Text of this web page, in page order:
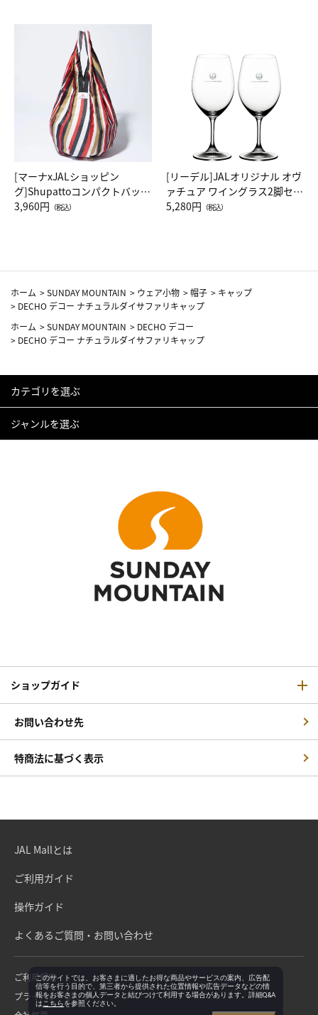
[マーナxJALショッピン
グ]Shupattoコンパクトバッグ
Drop JAL客室乗務員（LC）ス
3,960円 （税込）
[リーデル]JALオリジナル オヴ
ァチュア ワイングラス2脚セッ
ト（レッドワイン）
5,280円 （税込）
ホーム >SUNDAY MOUNTAIN > ウェア小物 >帽子 > キャップ
> DECHO デコー ナチュラルダイサファリキャップ
ホーム >SUNDAY MOUNTAIN > DECHO デコー
> DECHO デコー ナチュラルダイサファリキャップ
カテゴリを選ぶ
ジャンルを選ぶ
ショップガイド
お問い合わせ先
特商法に基づく表示
JAL Mallとは
ご利用ガイド
操作ガイド
よくあるご質問・お問い合わせ
ご利用規約
プライバシーポリシー
このサイトでは、お客さまに適したお得な商品やサービスの案内、広告配
信等を行う目的で、第三者から提供された位置情報や広告データなどの情
報をお客さまの個人データと結びつけて利用する場合があります。詳細Q&A
は こちらを参照ください。